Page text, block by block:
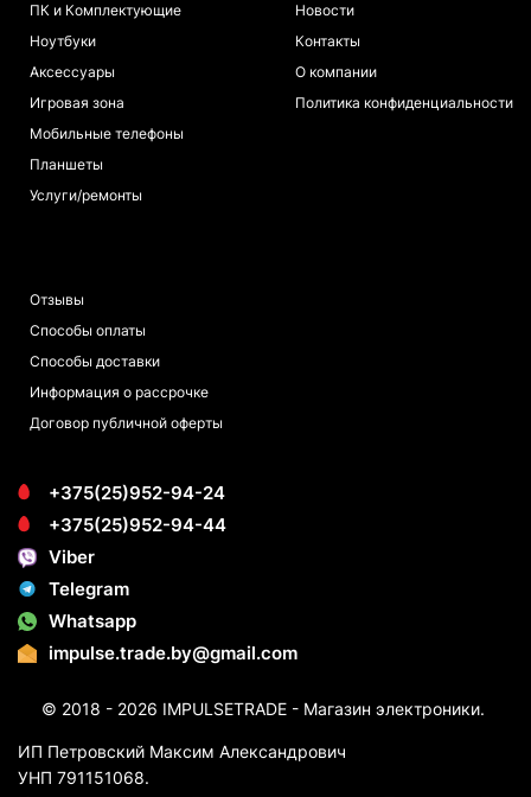
ПК и Комплектующие
Ноутбуки
Аксессуары
Игровая зона
Мобильные телефоны
Планшеты
Услуги/ремонты
Новости
Контакты
О компании
Политика конфиденциальности
Отзывы
Способы оплаты
Способы доставки
Информация о рассрочке
Договор публичной оферты
+375(25)952-94-24
+375(25)952-94-44
Viber
Telegram
Whatsapp
impulse.trade.by@gmail.com
© 2018 - 2026 IMPULSETRADE - Магазин электроники.
ИП Петровский Максим Александрович
УНП 791151068.